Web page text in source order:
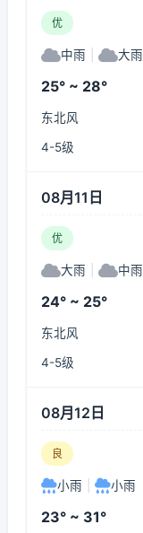
优
中雨 大雨
25° ~ 28°
东北风
4-5级
08月11日
优
大雨 中雨
24° ~ 25°
东北风
4-5级
08月12日
良
小雨 小雨
23° ~ 31°